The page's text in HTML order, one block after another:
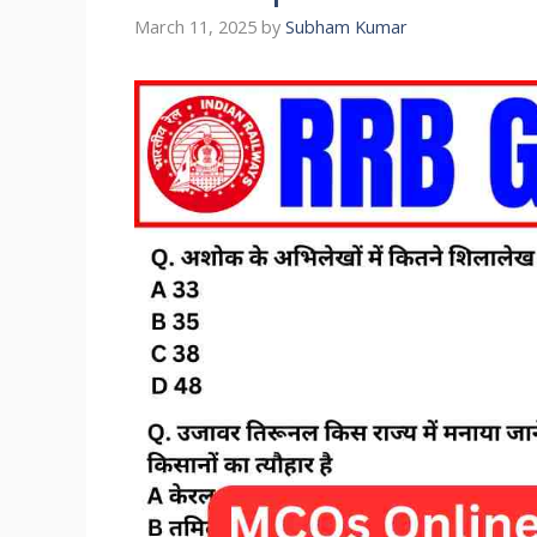
March 11, 2025 by Subham Kumar